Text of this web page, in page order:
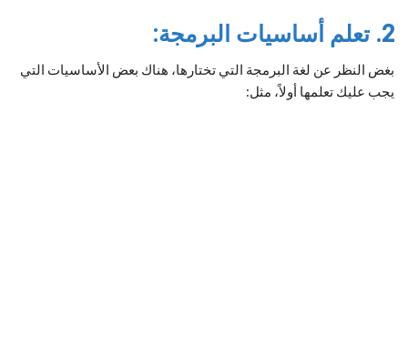
2. تعلم أساسيات البرمجة:
بغض النظر عن لغة البرمجة التي تختارها، هناك بعض الأساسيات التي
يجب عليك تعلمها أولاً، مثل: